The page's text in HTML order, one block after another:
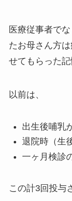
医療従事者で
たお母さん方
せてもらった
以前は、
出生後哺乳
退院時（生
一ヶ月検診
この計3回投与